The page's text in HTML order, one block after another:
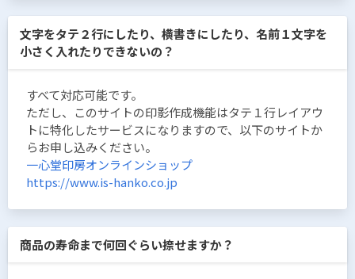
文字をタテ２行にしたり、横書きにしたり、名前１文字を
小さく入れたりできないの？
すべて対応可能です。
ただし、このサイトの印影作成機能はタテ１行レイアウ
トに特化したサービスになりますので、以下のサイトか
らお申し込みください。
一心堂印房オンラインショップ
https://www.is-hanko.co.jp
商品の寿命まで何回ぐらい捺せますか？